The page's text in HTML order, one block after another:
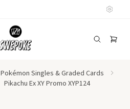
Pokémon Singles & Graded Cards
Pikachu Ex XY Promo XYP124